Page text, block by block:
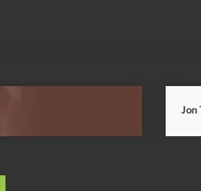
Jon